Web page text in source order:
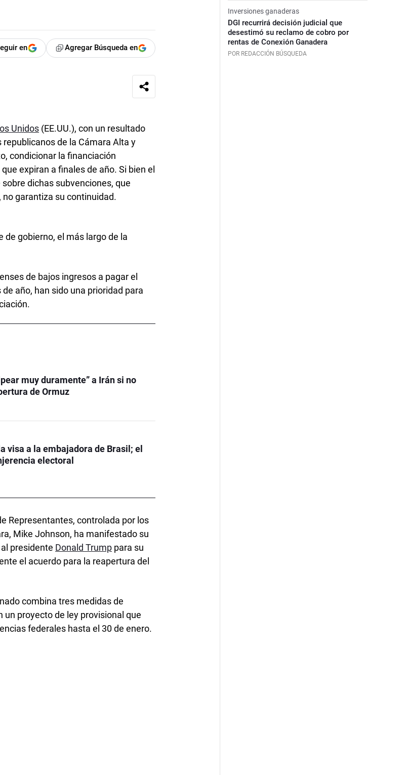
en Agregar Búsqueda en
Unidos (EE.UU.), con un resultado
de la Cámara Alta y
condicionar la financiación
expiran a finales de año. Si bien el
dichas subvenciones, que
garantiza su continuidad.
de gobierno, el más largo de la
de bajos ingresos a pagar el
año, han sido una prioridad para
muy duramente” a Irán si no
de Ormuz
visa a la embajadora de Brasil; el
electoral
Representantes, controlada por los
Mike Johnson, ha manifestado su
presidente Donald Trump para su
el acuerdo para la reapertura del
combina tres medidas de
proyecto de ley provisional que
federales hasta el 30 de enero.
Inversiones ganaderas
DGI recurrirá decisión judicial que
desestimó su reclamo de cobro por
rentas de Conexión Ganadera
POR REDACCIÓN BÚSQUEDA